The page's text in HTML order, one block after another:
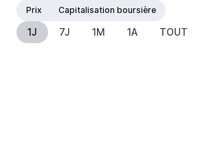
Prix
Capitalisation boursière
1J 7J 1M 1A TOUT